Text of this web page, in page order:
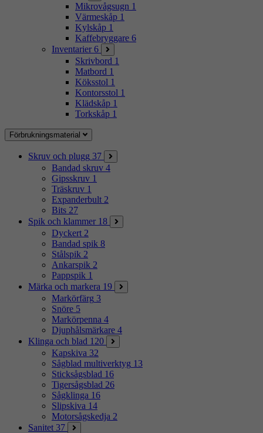
Mikrovågsugn 1
Värmeskåp 1
Kylskåp 1
Kaffebryggare 6
Inventarier 6
Skrivbord 1
Matbord 1
Köksstol 1
Kontorsstol 1
Klädskåp 1
Torkskåp 1
Förbrukningsmaterial
Skruv och plugg 37
Bandad skruv 4
Gipsskruv 1
Träskruv 1
Expanderbult 2
Bits 27
Spik och klammer 18
Dyckert 2
Bandad spik 8
Stålspik 2
Ankarspik 2
Pappspik 1
Märka och markera 19
Markörfärg 3
Snöre 5
Markörpenna 4
Djuphålsmärkare 4
Klinga och blad 120
Kapskiva 32
Sågblad multiverktyg 13
Sticksågsblad 16
Tigersågsblad 26
Sågklinga 16
Slipskiva 14
Motorsågskedja 2
Sanitet 37